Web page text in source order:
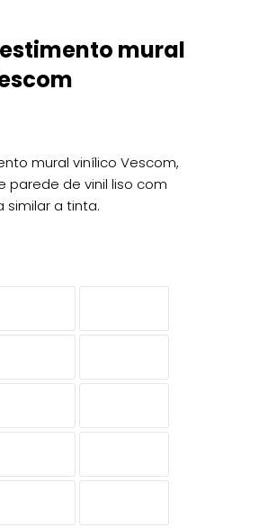
mural
mural vinílico Vescom,
parede de vinil liso com
similar a tinta.